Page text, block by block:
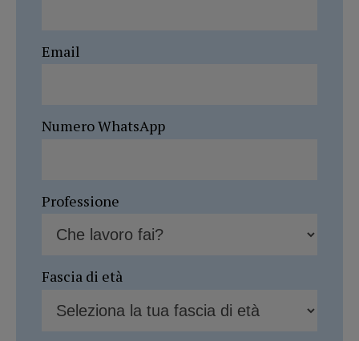
Email
Numero WhatsApp
Professione
Fascia di età